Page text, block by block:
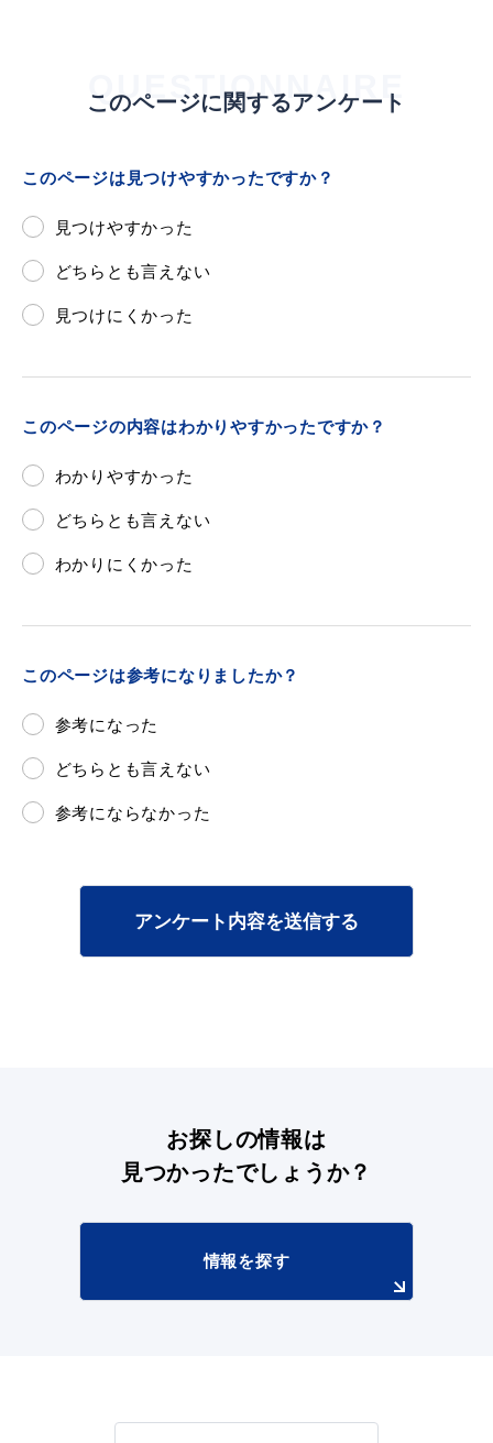
QUESTIONNAIRE
このページに関するアンケート
このページは見つけやすかったですか？
見つけやすかった
どちらとも言えない
見つけにくかった
このページの内容はわかりやすかったですか？
わかりやすかった
どちらとも言えない
わかりにくかった
このページは参考になりましたか？
参考になった
どちらとも言えない
参考にならなかった
アンケート内容を送信する
お探しの情報は
見つかったでしょうか？
情報を探す